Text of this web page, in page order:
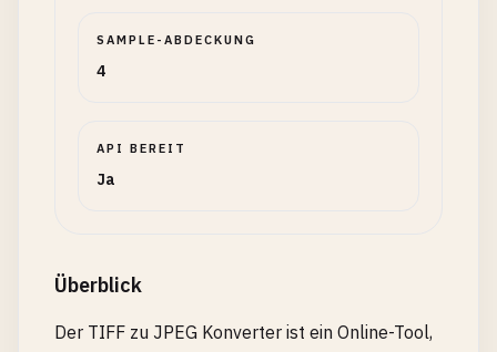
SAMPLE-ABDECKUNG
4
API BEREIT
Ja
Überblick
Der TIFF zu JPEG Konverter ist ein Online-Tool,